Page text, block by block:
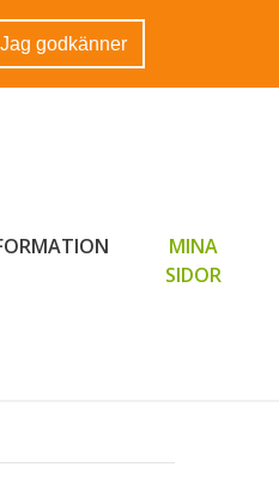
Jag godkänner
MINA
SIDOR